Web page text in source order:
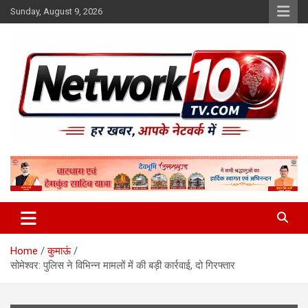
Skip
to
Sunday, August 9, 2026
Network10tv
Home
कुमाऊं
सोमेश्वर: पुलिस ने विभिन्न मामलों में की बड़ी कार्रवाई, दो गिरफ्तार